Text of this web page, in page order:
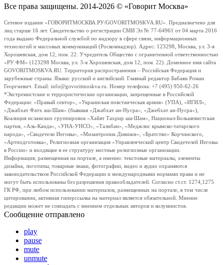
Все права защищены. 2014-2026 © «Говорит Москва»
Сетевое издание «ГОВОРИТМОСКВА.РУ/GOVORITMOSKVA.RU». Предназначено для
лиц старше 16 лет. Свидетельство о регистрации СМИ Эл № 77-64961 от 04 марта 2016
года выдано Федеральной службой по надзору в сфере связи, информационных
технологий и массовых коммуникаций (Роскомнадзор). Адрес: 123298, Москва, ул. 3-я
Хорошевская, дом 12, пом. 22. Учредитель Общество с ограниченной ответственностью
«РУ ФМ» (123298 Москва, ул. 3-я Хорошевская, дом 12, пом. 22). Доменное имя сайта
GOVORITMOSKVA.RU. Территория распространения – Российская Федерация и
зарубежные страны. Языки: русский и английский. Главный редактор Бабаян Роман
Георгиевич. Email: info@govoritmoskva.ru. Номер телефона: +7 (495) 950-62-26
*Экстремистские и террористические организации, запрещенные в Российской
Федерации: «Правый сектор», «Украинская повстанческая армия» (УПА), «ИГИЛ»,
«Джабхат Фатх аш-Шам» (бывшая «Джабхат ан-Нусра», «Джебхат ан-Нусра»),
Коалиция исламских группировок «Хайят Тахрир аш-Шам», Национал-Большевистская
партия, «Аль-Каида», «УНА-УНСО», «Талибан», «Меджлис крымско-татарского
народа», «Свидетели Иеговы», «Мизантропик Дивижн», «Братство» Корчинского,
«Артподготовка», Религиозная организация «Управленческий центр Свидетелей Иеговы
в России» и входящие в ее структуру местные религиозные организации.
Информация, размещенная на портале, а именно: текстовые материалы, элементы
дизайна, логотипы, товарные знаки, фотографии, видео и аудио охраняются
законодательством Российской Федерации и международными нормами права и не
могут быть использованы без разрешения правообладателей. Согласно ст.ст. 1274,1275
ГК РФ, при любом использовании материалов, размещенных на портале, в том числе
цитировании, активная гиперссылка на материал является обязательной. Мнение
редакции может не совпадать с мнением отдельных авторов и колумнистов.
Сообщение отправлено
play
pause
mute
unmute